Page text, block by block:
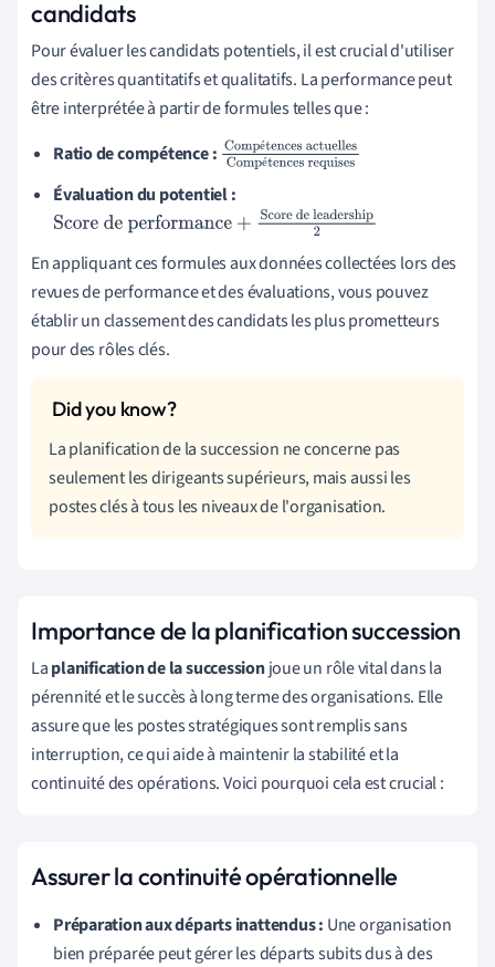
candidats
Pour évaluer les candidats potentiels, il est crucial d'utiliser
des critères quantitatifs et qualitatifs. La performance peut
être interprétée à partir de formules telles que :
Ratio de compétence :
é
é
Compétences
actuelles
ces requises
Évaluation du potentiel :
Score de performance+Score de leadership2
En appliquant ces formules aux données collectées lors des
revues de performance et des évaluations, vous pouvez
établir un classement des candidats les plus prometteurs
pour des rôles clés.
La planification de la succession ne concerne pas
seulement les dirigeants supérieurs, mais aussi les
postes clés à tous les niveaux de l'organisation.
Importance de la planification succession
Laplanification de la successionjoue un rôle vital dans la
pérennité et le succès à long terme des organisations. Elle
assure que les postes stratégiques sont remplis sans
interruption, ce qui aide à maintenir la stabilité et la
continuité des opérations. Voici pourquoi cela est crucial :
Assurer la continuité opérationnelle
Préparation aux départs inattendus : Une organisation
bien préparée peut gérer les départs subits dus à des